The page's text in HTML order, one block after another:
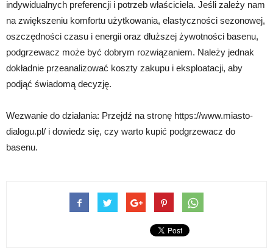
indywidualnych preferencji i potrzeb właściciela. Jeśli zależy nam
na zwiększeniu komfortu użytkowania, elastyczności sezonowej,
oszczędności czasu i energii oraz dłuższej żywotności basenu,
podgrzewacz może być dobrym rozwiązaniem. Należy jednak
dokładnie przeanalizować koszty zakupu i eksploatacji, aby
podjąć świadomą decyzję.
Wezwanie do działania: Przejdź na stronę https://www.miasto-
dialogu.pl/ i dowiedz się, czy warto kupić podgrzewacz do
basenu.